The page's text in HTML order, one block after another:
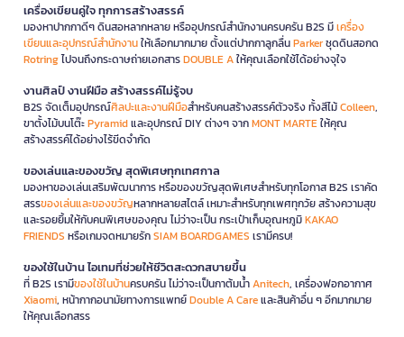
เครื่องเขียนคู่ใจ ทุกการสร้างสรรค์
มองหาปากกาดีๆ ดินสอหลากหลาย หรืออุปกรณ์สำนักงานครบครัน B2S มีเครื่อง
เขียนและอุปกรณ์สำนักงานให้เลือกมากมาย ตั้งแต่ปากกาลูกลื่นParkerชุดดินสอกด
Rotringไปจนถึงกระดาษถ่ายเอกสารDOUBLE Aให้คุณเลือกใช้ได้อย่างจุใจ
งานศิลป์ งานฝีมือ สร้างสรรค์ไม่รู้จบ
B2S จัดเต็มอุปกรณ์ศิลปะและงานฝีมือสำหรับคนสร้างสรรค์ตัวจริง ทั้งสีไม้Colleen,
ขาตั้งไม้บนโต๊ะPyramidและอุปกรณ์ DIY ต่างๆ จากMONT MARTEให้คุณ
สร้างสรรค์ได้อย่างไร้ขีดจำกัด
ของเล่นและของขวัญ สุดพิเศษทุกเทศกาล
มองหาของเล่นเสริมพัฒนาการ หรือของขวัญสุดพิเศษสำหรับทุกโอกาส B2S เราคัด
สรรของเล่นและของขวัญหลากหลายสไตล์ เหมาะสำหรับทุกเพศทุกวัย สร้างความสุข
และรอยยิ้มให้กับคนพิเศษของคุณ ไม่ว่าจะเป็น กระเป๋าเก็บอุณหภูมิKAKAO
FRIENDS หรือเกมจดหมายรักSIAM BOARDGAMES เรามีครบ!
ของใช้ในบ้าน ไอเทมที่ช่วยให้ชีวิตสะดวกสบายขึ้น
ที่ B2S เรามีของใช้ในบ้านครบครัน ไม่ว่าจะเป็นกาต้มน้ำAnitech, เครื่องฟอกอากาศ
Xiaomi, หน้ากากอนามัยทางการแพทย์Double A Careและสินค้าอื่น ๆ อีกมากมาย
ให้คุณเลือกสรร